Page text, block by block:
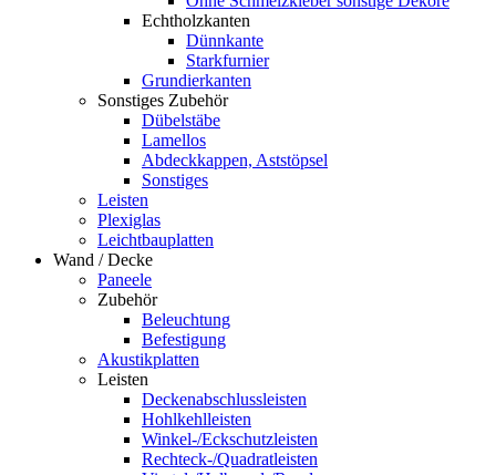
Echtholzkanten
Dünnkante
Starkfurnier
Grundierkanten
Sonstiges Zubehör
Dübelstäbe
Lamellos
Abdeckkappen, Aststöpsel
Sonstiges
Leisten
Plexiglas
Leichtbauplatten
Wand / Decke
Paneele
Zubehör
Beleuchtung
Befestigung
Akustikplatten
Leisten
Deckenabschlussleisten
Hohlkehlleisten
Winkel-/Eckschutzleisten
Rechteck-/Quadratleisten